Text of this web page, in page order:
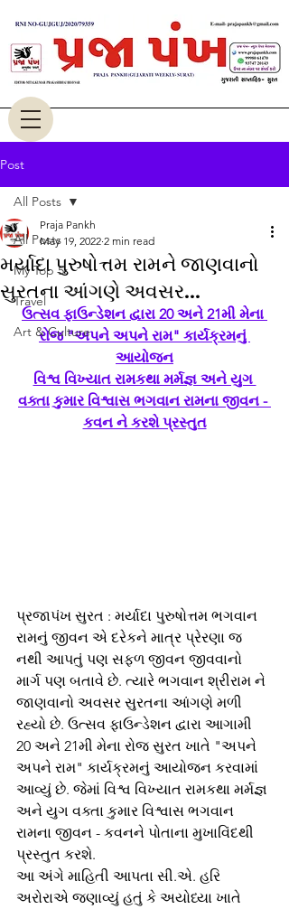
Post
All Posts
My Top 5
Travel
Art & Culture
All Posts
મર્યાદા પુરુષોત્તમ રામને જાણવાનો
સુરતના આંગણે અવસર...
Praja Pankh
May 19, 2022 2 min read
ઉત્સવ ફાઉન્ડેશન દ્વારા 20 અને 21મી મેના
રોજ "અપને અપને રામ" કાર્યક્રમનું
આયોજન
વિશ્વ વિખ્યાત રામકથા મર્મજ્ઞ અને યુગ
વક્તા કુમાર વિશ્વાસ ભગવાન રામના જીવન -
કવન ને કરશે પ્રસ્તુત
પ્રજાપંખ સુરત : મર્યાદા પુરુષોત્તમ ભગવાન
રામનું જીવન એ દરેકને માત્ર પ્રેરણા જ
નથી આપતું પણ સફળ જીવન જીવવાનો
માર્ગ પણ બતાવે છે. ત્યારે ભગવાન શ્રીરામ ને
જાણવાનો અવસર સુરતના આંગણે મળી
રહ્યો છે. ઉત્સવ ફાઉન્ડેશન દ્વારા આગામી
20 અને 21મી મેના રોજ સુરત ખાતે "અપને
અપને રામ" કાર્યક્રમનું આયોજન કરવામાં
આવ્યું છે. જેમાં વિશ્વ વિખ્યાત રામકથા મર્મજ્ઞ
અને યુગ વક્તા કુમાર વિશ્વાસ ભગવાન
રામના જીવન - કવનને પોતાના મુખાવિંદથી
પ્રસ્તુત કરશે.
આ અંગે માહિતી આપતા સી.એ. હરિ
અરોરાએ જણાવ્યું હતું કે અયોધ્યા ખાતે